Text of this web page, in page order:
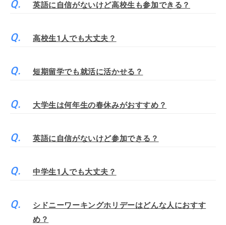
英語に自信がないけど高校生も参加できる？
高校生1人でも大丈夫？
短期留学でも就活に活かせる？
大学生は何年生の春休みがおすすめ？
英語に自信がないけど参加できる？
中学生1人でも大丈夫？
シドニーワーキングホリデーはどんな人におすす
め？